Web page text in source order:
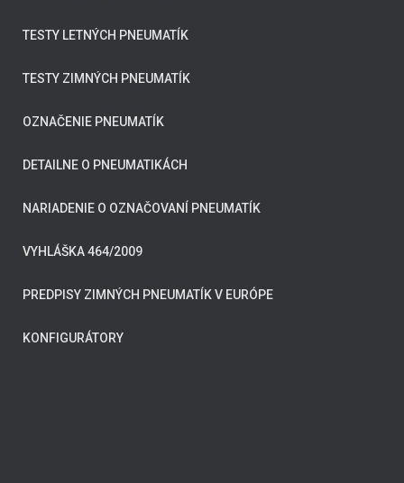
TESTY LETNÝCH PNEUMATÍK
TESTY ZIMNÝCH PNEUMATÍK
OZNAČENIE PNEUMATÍK
DETAILNE O PNEUMATIKÁCH
NARIADENIE O OZNAČOVANÍ PNEUMATÍK
VYHLÁŠKA 464/2009
PREDPISY ZIMNÝCH PNEUMATÍK V EURÓPE
KONFIGURÁTORY